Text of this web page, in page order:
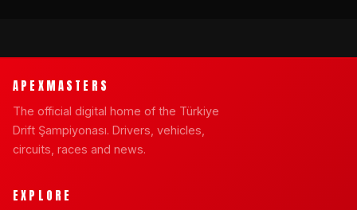
APEXMASTERS
The official digital home of the Türkiye
Drift Şampiyonası. Drivers, vehicles,
circuits, races and news.
EXPLORE